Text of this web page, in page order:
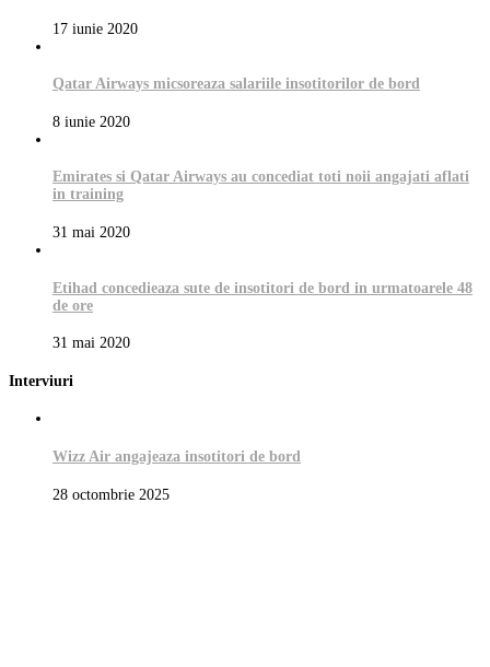
17 iunie 2020
Qatar Airways micsoreaza salariile insotitorilor de bord
8 iunie 2020
Emirates si Qatar Airways au concediat toti noii angajati aflati
in training
31 mai 2020
Etihad concedieaza sute de insotitori de bord in urmatoarele 48
de ore
31 mai 2020
Interviuri
Wizz Air angajeaza insotitori de bord
28 octombrie 2025